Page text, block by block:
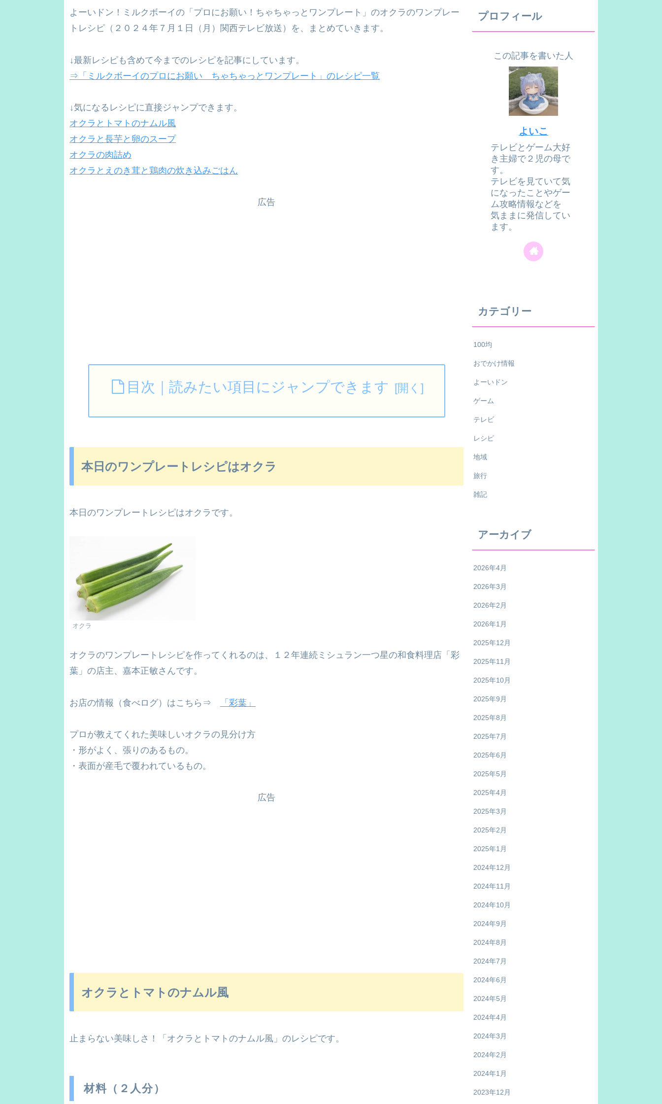
よーいドン！ミルクボーイの「プロにお願い！ちゃちゃっとワンプレート」のオクラのワンプレー
トレシピ（２０２４年７月１日（月）関西テレビ放送）を、まとめていきます。
↓最新レシピも含めて今までのレシピを記事にしています。
⇒「ミルクボーイのプロにお願い ちゃちゃっとワンプレート」のレシピ一覧
↓気になるレシピに直接ジャンプできます。
オクラとトマトのナムル風
オクラと長芋と卵のスープ
オクラの肉詰め
オクラとえのき茸と鶏肉の炊き込みごはん
広告
目次｜読みたい項目にジャンプできます
本日のワンプレートレシピはオクラ
本日のワンプレートレシピはオクラです。
オクラ
オクラのワンプレートレシピを作ってくれるのは、１２年連続ミシュラン一つ星の和食料理店「彩
葉」の店主、嘉本正敏さんです。
お店の情報（食べログ）はこちら⇒ 「彩葉」
プロが教えてくれた美味しいオクラの見分け方
・形がよく、張りのあるもの。
・表面が産毛で覆われているもの。
広告
オクラとトマトのナムル風
止まらない美味しさ！「オクラとトマトのナムル風」のレシピです。
材料（２人分）
プロフィール
この記事を書いた人
よいこ
テレビとゲーム大好
き主婦で２児の母で
す。
テレビを見ていて気
になったことやゲー
ム攻略情報などを
気ままに発信してい
ます。
カテゴリー
100均
おでかけ情報
よーいドン
ゲーム
テレビ
レシピ
地域
旅行
雑記
アーカイブ
2026年4月
2026年3月
2026年2月
2026年1月
2025年12月
2025年11月
2025年10月
2025年9月
2025年8月
2025年7月
2025年6月
2025年5月
2025年4月
2025年3月
2025年2月
2025年1月
2024年12月
2024年11月
2024年10月
2024年9月
2024年8月
2024年7月
2024年6月
2024年5月
2024年4月
2024年3月
2024年2月
2024年1月
2023年12月